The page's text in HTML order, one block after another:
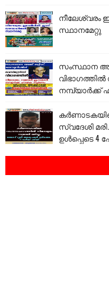
നീലേശ്വരം
സ്ഥാനമേറ്റു
സംസ്ഥാന അത്
നമ്പ്യാർക്ക്
സ്വദേശി
ഉൾപ്പെടെ 4